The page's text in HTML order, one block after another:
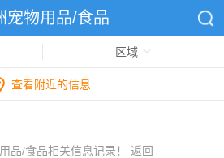
宠物用品/食品
区域
查看附近的信息
品/食品相关信息记录！ 返回